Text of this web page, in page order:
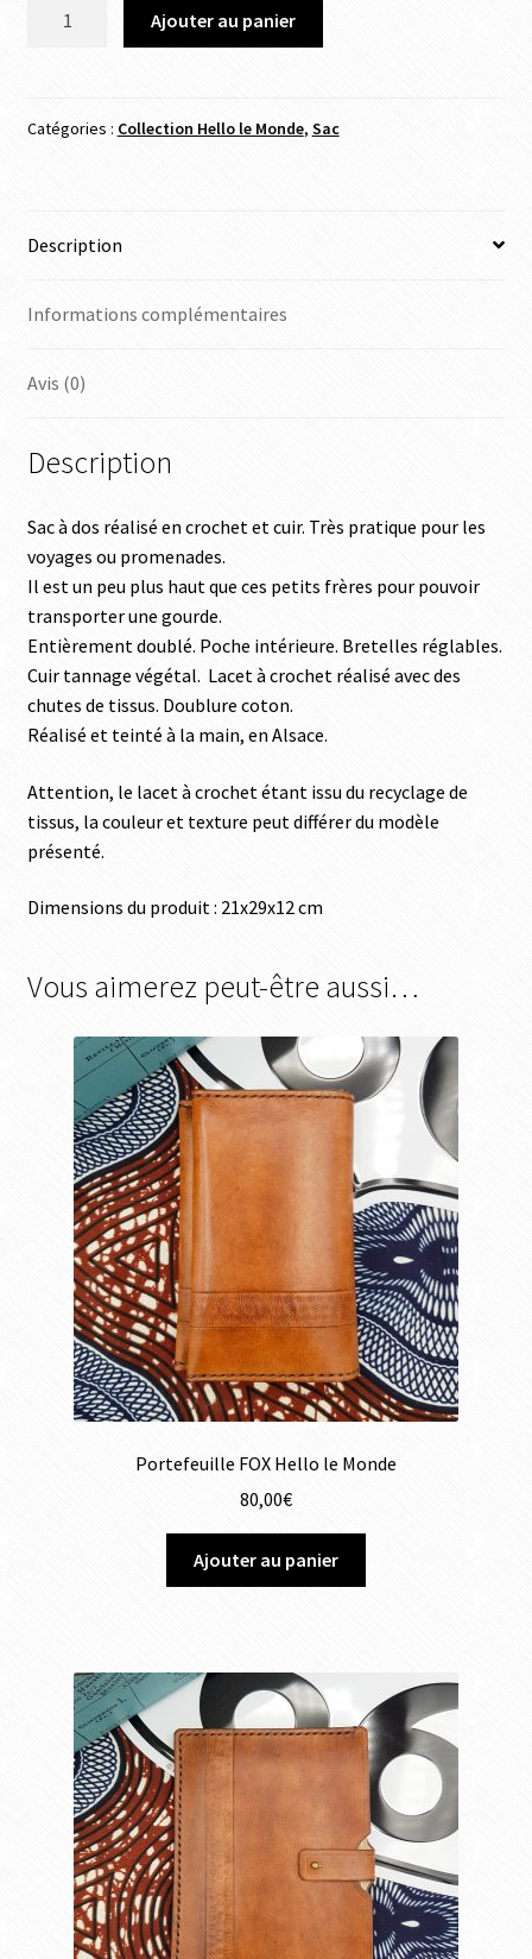
Ajouter au panier
Catégories : Collection Hello le Monde, Sac
Description
Informations complémentaires
Avis (0)
Description
Sac à dos réalisé en crochet et cuir. Très pratique pour les
voyages ou promenades.
Il est un peu plus haut que ces petits frères pour pouvoir
transporter une gourde.
Entièrement doublé. Poche intérieure. Bretelles réglables.
Cuir tannage végétal. Lacet à crochet réalisé avec des
chutes de tissus. Doublure coton.
Réalisé et teinté à la main, en Alsace.
Attention, le lacet à crochet étant issu du recyclage de
tissus, la couleur et texture peut différer du modèle
présenté.
Dimensions du produit : 21x29x12 cm
Vous aimerez peut-être aussi…
Portefeuille FOX Hello le Monde
80,00€
Ajouter au panier